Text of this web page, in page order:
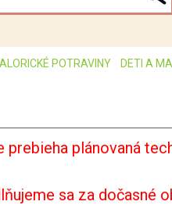
POTRAVINY DETI A
prebieha plánovaná
sa za dočasné